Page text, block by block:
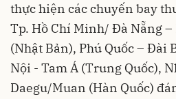
thực hiện các chuyến bay
Tp. Hồ Chí Minh/ Đà Nẵng
(Nhật Bản), Phú Quốc – Đài
Nội - Tam Á (Trung Quốc),
Daegu/Muan (Hàn Quốc)